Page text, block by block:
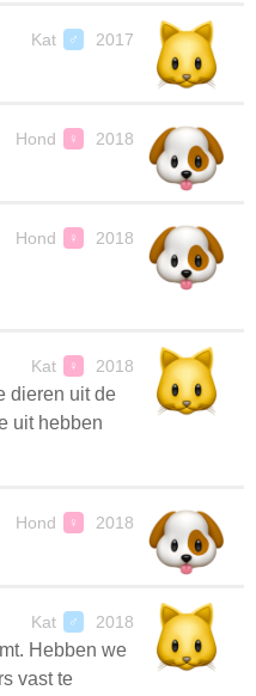
Kat ♂ 2017
Hond ♀ 2018
Hond ♀ 2018
Kat ♀ 2018
dieren uit de
uit hebben
Hond ♀ 2018
Kat ♂ 2018
Hebben we
vast te